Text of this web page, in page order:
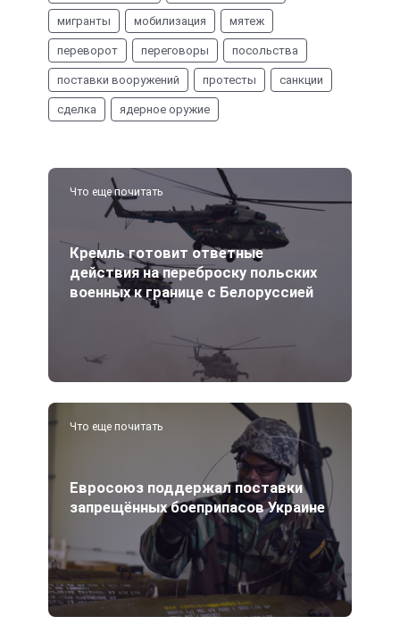
мигранты мобилизация мятеж
переворот переговоры посольства
поставки вооружений протесты санкции
сделка ядерное оружие
Что еще почитать
Кремль готовит ответные
действия на переброску польских
военных к границе с Белоруссией
Что еще почитать
Евросоюз поддержал поставки
запрещённых боеприпасов Украине